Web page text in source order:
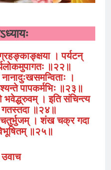
। पर्यटन्
॥२२॥
।
पापकर्मभिः ॥२३॥
। इति संचिन्त्य
गतस्तदा ॥२४॥
चतुर्भुजम्‌ । शंख चक्र गदा
॥२५॥